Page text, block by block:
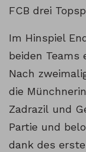
FCB drei
Im Hinspiel
beiden Teams
Nach
die
Zadrazil und
Partie und
dank des